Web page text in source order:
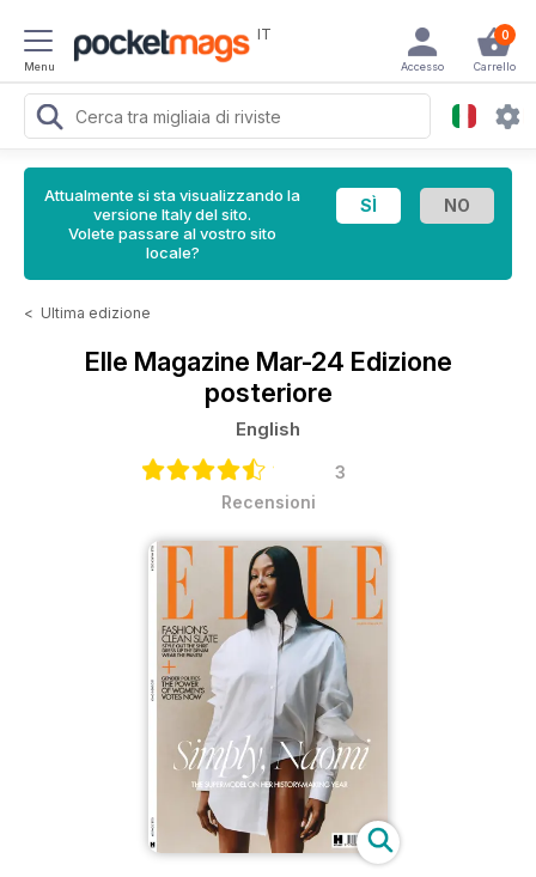
Menu
IT 0
Carrello
Accesso
Attualmente si sta visualizzando la
versione Italy del sito.
Volete passare al vostro sito
locale?
< Ultima edizione
Elle Magazine Mar-24 Edizione
posteriore
English
3
Recensioni